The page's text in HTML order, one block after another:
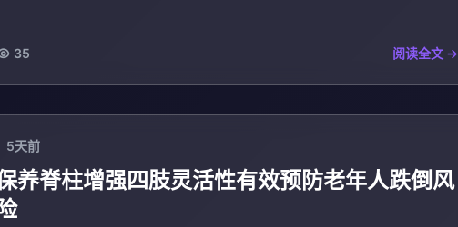
35 阅读全文 →
5天前
养脊柱增强四肢灵活性有效预防老年人跌倒风